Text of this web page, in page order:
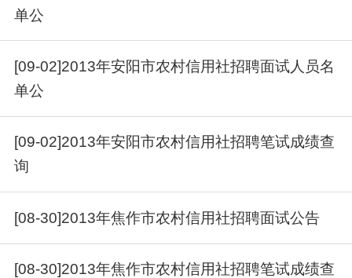
单公
[09-02]2013年安阳市农村信用社招聘面试人员名
单公
[09-02]2013年安阳市农村信用社招聘笔试成绩查
询
[08-30]2013年焦作市农村信用社招聘面试公告
[08-30]2013年焦作市农村信用社招聘笔试成绩查